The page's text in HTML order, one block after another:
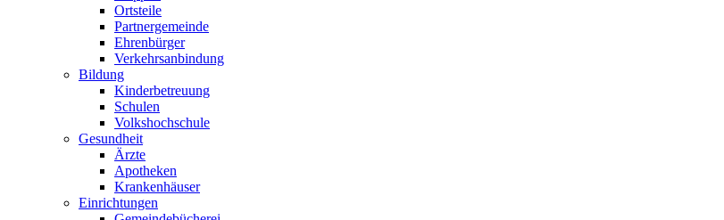
Ortsteile
Partnergemeinde
Ehrenbürger
Verkehrsanbindung
Bildung
Kinderbetreuung
Schulen
Volkshochschule
Gesundheit
Ärzte
Apotheken
Krankenhäuser
Einrichtungen